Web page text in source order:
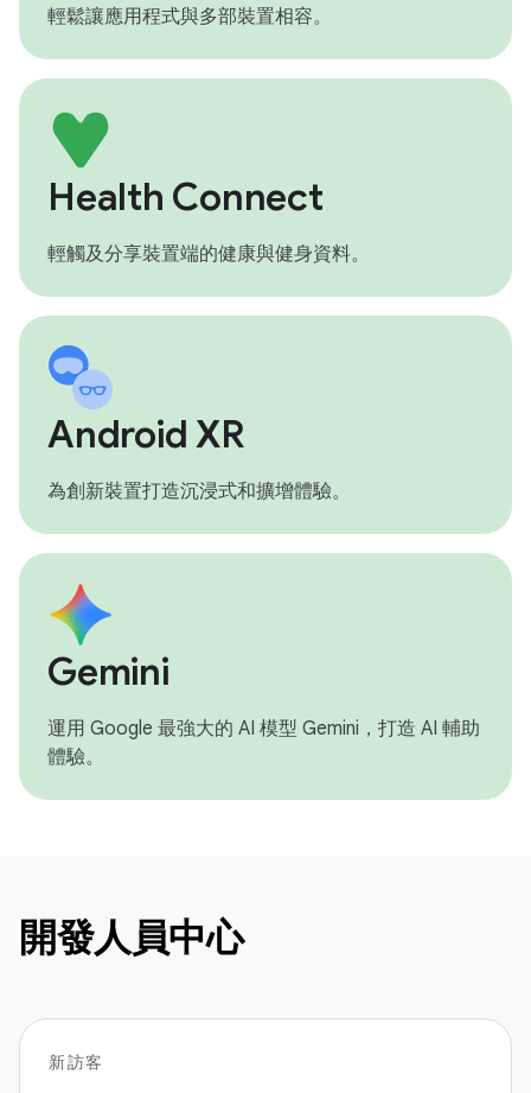
輕鬆讓應用程式與多部裝置相容。
Health Connect
輕觸及分享裝置端的健康與健身資料。
Android XR
為創新裝置打造沉浸式和擴增體驗。
Gemini
運用 Google 最強大的 AI 模型 Gemini，打造 AI 輔助
體驗。
開發人員中心
新訪客